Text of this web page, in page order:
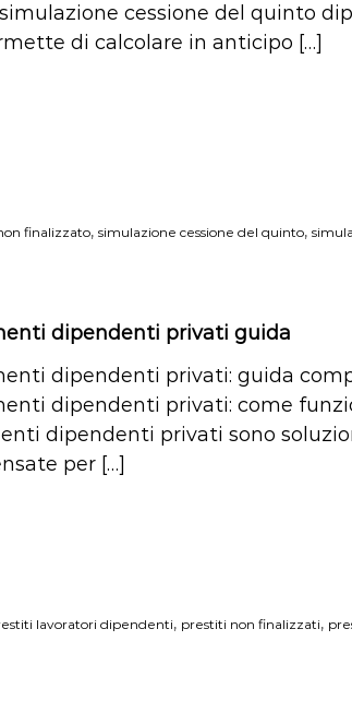
cessione del quinto
di calcolare in anticipo […]
finalizzato, simulazione cessione del quinto,
dipendenti privati guida
dipendenti privati: guida
dipendenti privati: come
dipendenti privati sono
per […]
lavoratori dipendenti, prestiti non finalizzati,